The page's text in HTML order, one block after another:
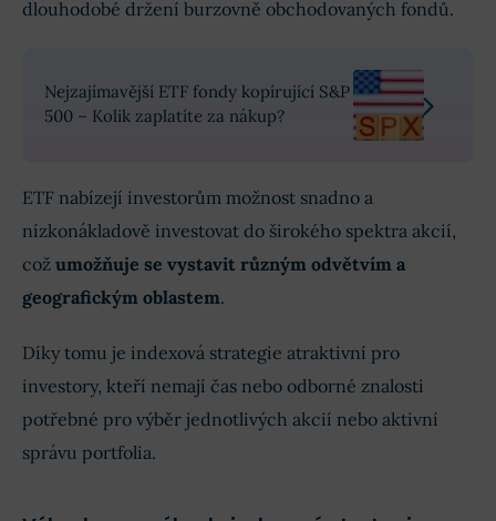
dlouhodobé držení burzovně obchodovaných fondů.
Nejzajímavější ETF fondy kopírující S&P
500 – Kolik zaplatíte za nákup?
ETF nabízejí investorům možnost snadno a
nízkonákladově investovat do širokého spektra akcií,
což umožňuje se vystavit různým odvětvím a
geografickým oblastem.
Díky tomu je indexová strategie atraktivní pro
investory, kteří nemají čas nebo odborné znalosti
potřebné pro výběr jednotlivých akcií nebo aktivní
správu portfolia.